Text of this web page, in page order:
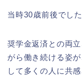
当時30歳前後でした
奨学金返済との両
がら働き続ける姿
して多くの人に共